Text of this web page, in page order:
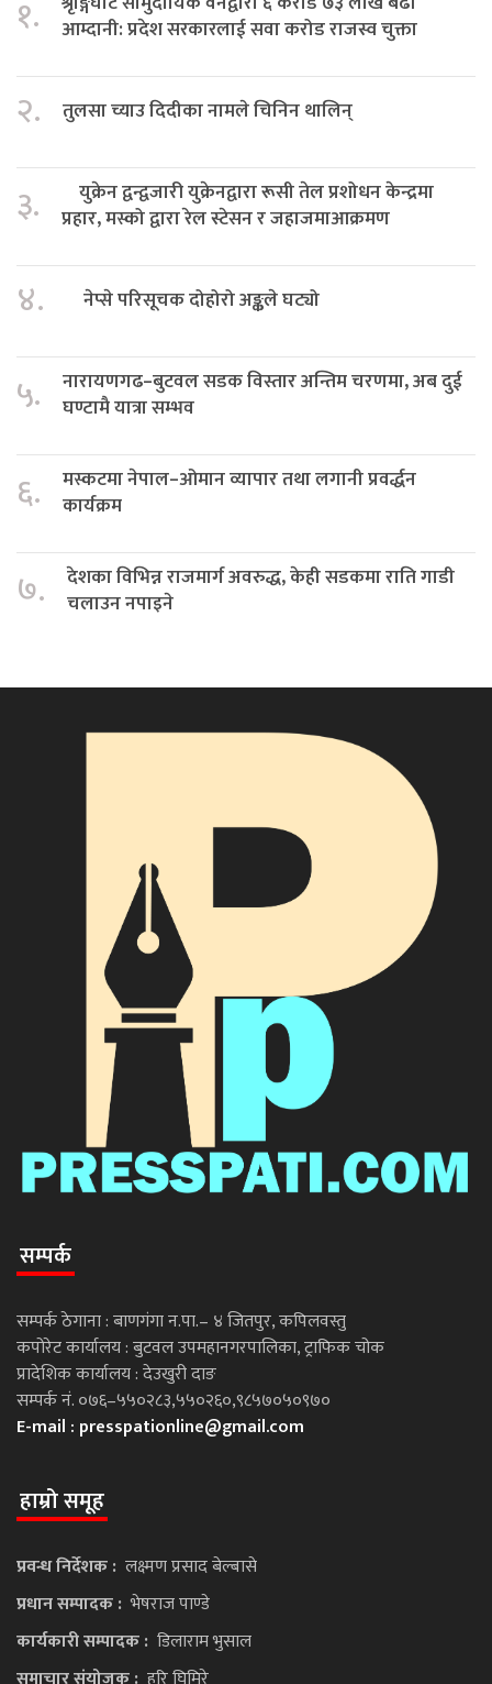
१.
आम्दानी: प्रदेश सरकारलाई सवा करोड राजस्व चुक्ता
२. तुलसा च्याउ दिदीका नामले चिनिन थालिन्
३.
युक्रेन द्वन्द्वजारी युक्रेनद्वारा रूसी तेल प्रशोधन केन्द्रमा
प्रहार, मस्को द्वारा रेल स्टेसन र जहाजमाआक्रमण
४. नेप्से परिसूचक दोहोरो अङ्कले घट्यो
५.
नारायणगढ–बुटवल सडक विस्तार अन्तिम चरणमा, अब दुई
घण्टामै यात्रा सम्भव
६.
मस्कटमा नेपाल–ओमान व्यापार तथा लगानी प्रवर्द्धन
कार्यक्रम
७.
देशका विभिन्न राजमार्ग अवरुद्ध, केही सडकमा राति गाडी
चलाउन नपाइने
सम्पर्क
सम्पर्क ठेगाना : बाणगंगा न.पा.– ४ जितपुर, कपिलवस्तु
कपोरेट कार्यालय : बुटवल उपमहानगरपालिका, ट्राफिक चोक
प्रादेशिक कार्यालय : देउखुरी दाङ
सम्पर्क नं. ०७६–५५०२८३,५५०२६०,९८५७०५०९७०
E-mail : presspationline@gmail.com
हाम्रो समूह
प्रवन्ध निर्देशक : लक्ष्मण प्रसाद बेल्बासे
प्रधान सम्पादक : भेषराज पाण्डे
कार्यकारी सम्पादक : डिलाराम भुसाल